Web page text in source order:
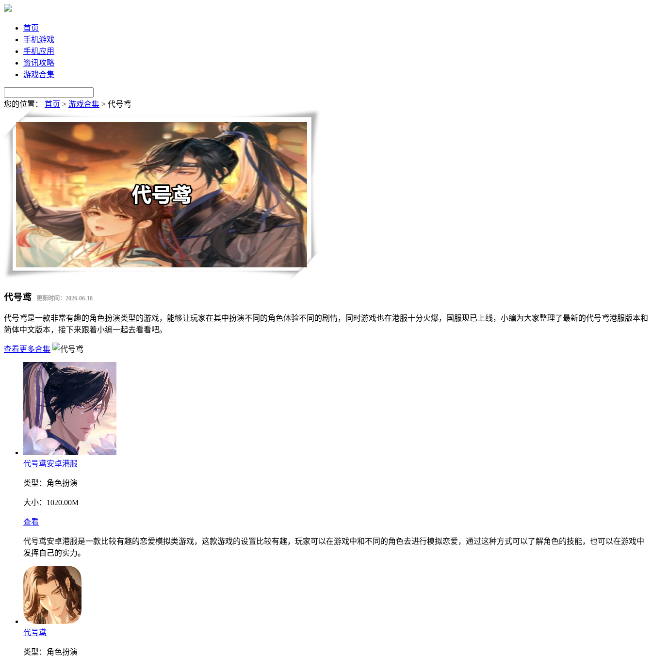
首页
手机游戏
手机应用
资讯攻略
游戏合集
您的位置： 首页 > 游戏合集 > 代号鸢
代号鸢 更新时间：2026-06-18
代号鸢是一款非常有趣的角色扮演类型的游戏，能够让玩家在其中扮演不同的角色体验不同的剧情，同时游戏也在港服十分火爆，国服现已上线，小编为大家整理了最新的代号鸢港服版本和
简体中文版本，接下来跟着小编一起去看看吧。
查看更多合集
代号鸢安卓港服
类型： 角色扮演
大小： 1020.00M
查看
代号鸢安卓港服是一款比较有趣的恋爱模拟类游戏，这款游戏的设置比较有趣，玩家可以在游戏中和不同的角色去进行模拟恋爱，通过这种方式可以了解角色的技能，也可以在游戏中
发挥自己的实力。
代号鸢
类型： 角色扮演